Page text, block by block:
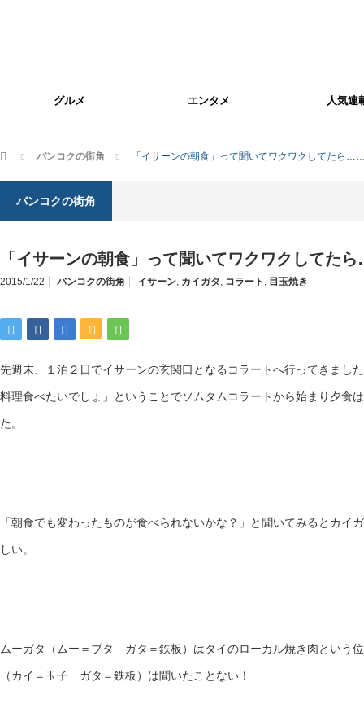
グルメ エンタメ 人気連
ホーム バンコクの街角 「イサーンの朝食」って聞いてワクワクしてたら
バンコクの街角
「イサーンの朝食」って聞いてワクワクしてた
2015/1/22 バンコクの街角 イサーン, カイガタ, コラート , 目玉焼き
先週末、１泊２日でイサーンの玄関口となるコラートへ行ってきま
料理食べたいでしょ」ということでソムタムコラートから始まり夕食
た。
「朝食でも変わったものが食べられないかな？」と聞いてみるとカイ
しい。
ムーガタ（ムー＝ブタ ガタ＝鉄板）はタイのローカル焼き肉という
（カイ＝玉子 ガタ＝鉄板）は聞いたことない！